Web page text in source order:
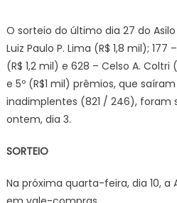
O sorteio do último dia 27 do
Luiz Paulo P. Lima (R$ 1,8 mil); 177
(R$ 1,2 mil) e 628 – Celso A. Coltri
e 5º (R$1 mil) prêmios, que
inadimplentes (821 / 246), foram
ontem, dia 3.
SORTEIO
Na próxima quarta-feira, dia 10, a